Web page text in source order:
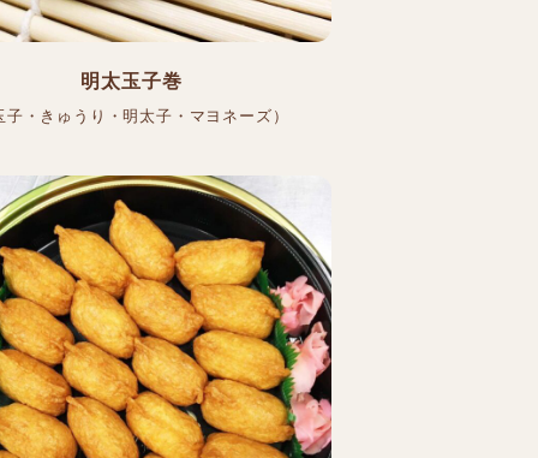
明太玉子巻
子・きゅうり・明太子・マヨネーズ）